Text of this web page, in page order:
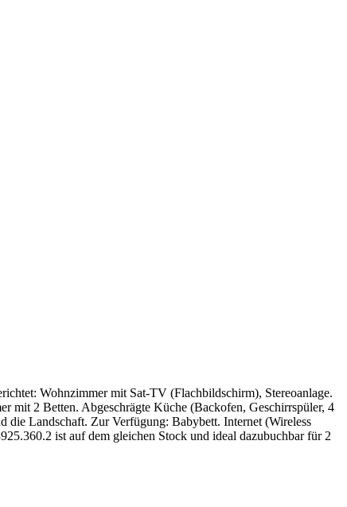
Wohnzimmer mit Sat-TV (Flachbildschirm), Stereoanlage.
mit 2 Betten. Abgeschrägte Küche (Backofen, Geschirrspüler, 4
die Landschaft. Zur Verfügung: Babybett. Internet (Wireless
ist auf dem gleichen Stock und ideal dazubuchbar für 2